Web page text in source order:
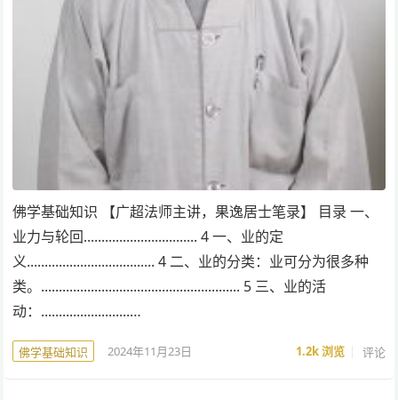
佛学基础知识 【广超法师主讲，果逸居士笔录】 目录 一、
业力与轮回................................ 4 一、业的定
义.................................... 4 二、业的分类：业可分为很多种
类。........................................................ 5 三、业的活
动：.........................…
佛学基础知识 2024年11月23日 1.2k浏览 评论